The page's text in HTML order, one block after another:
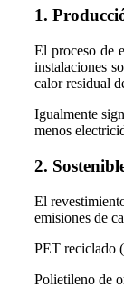
1.
El proceso de
instalaciones
calor residual
Igualmente
menos
2.
El
emisiones de
PET reciclado
Polietileno de